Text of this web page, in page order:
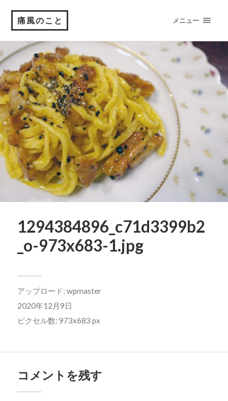
痛風のこと メニュー
1294384896_c71d3399b2
_o-973x683-1.jpg
アップロード: wpmaster
2020年12月9日
ピクセル数: 973x683 px
コメントを残す